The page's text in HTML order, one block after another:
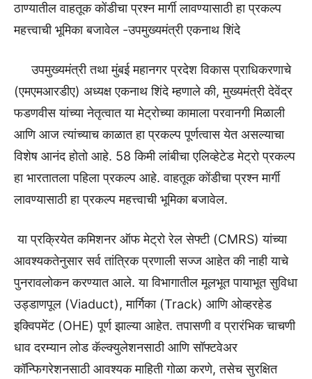
ठाण्यातील वाहतूक कोंडीचा प्रश्न मार्गी लावण्यासाठी हा प्रकल्प
महत्त्वाची भूमिका बजावेल -उपमुख्यमंत्री एकनाथ शिंदे
उपमुख्यमंत्री तथा मुंबई महानगर प्रदेश विकास प्राधिकरणाचे
(एमएमआरडीए) अध्यक्ष एकनाथ शिंदे म्हणाले की, मुख्यमंत्री देवेंद्र
फडणवीस यांच्या नेतृत्वात या मेट्रोच्या कामाला परवानगी मिळाली
आणि आज त्यांच्याच काळात हा प्रकल्प पूर्णत्वास येत असल्याचा
विशेष आनंद होतो आहे. 58 किमी लांबीचा एलिव्हेटेड मेट्रो प्रकल्प
हा भारतातला पहिला प्रकल्प आहे. वाहतूक कोंडीचा प्रश्न मार्गी
लावण्यासाठी हा प्रकल्प महत्त्वाची भूमिका बजावेल.
या प्रक्रियेत कमिशनर ऑफ मेट्रो रेल सेफ्टी (CMRS) यांच्या
आवश्यकतेनुसार सर्व तांत्रिक प्रणाली सज्ज आहेत की नाही याचे
पुनरावलोकन करण्यात आले. या विभागातील मूलभूत पायाभूत सुविधा
उड्डाणपूल (Viaduct), मार्गिका (Track) आणि ओव्हरहेड
इक्विपमेंट (OHE) पूर्ण झाल्या आहेत. तपासणी व प्रारंभिक चाचणी
धाव दरम्यान लोड कॅल्क्युलेशनसाठी आणि सॉफ्टवेअर
कॉन्फिगरेशनसाठी आवश्यक माहिती गोळा करणे, तसेच सुरक्षित